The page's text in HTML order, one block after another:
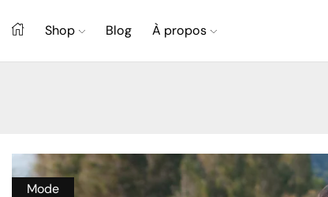
Shop Blog À propos
Mode